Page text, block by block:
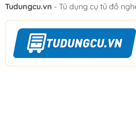
Tudungcu.vn - Tủ dụng cụ tủ đồ